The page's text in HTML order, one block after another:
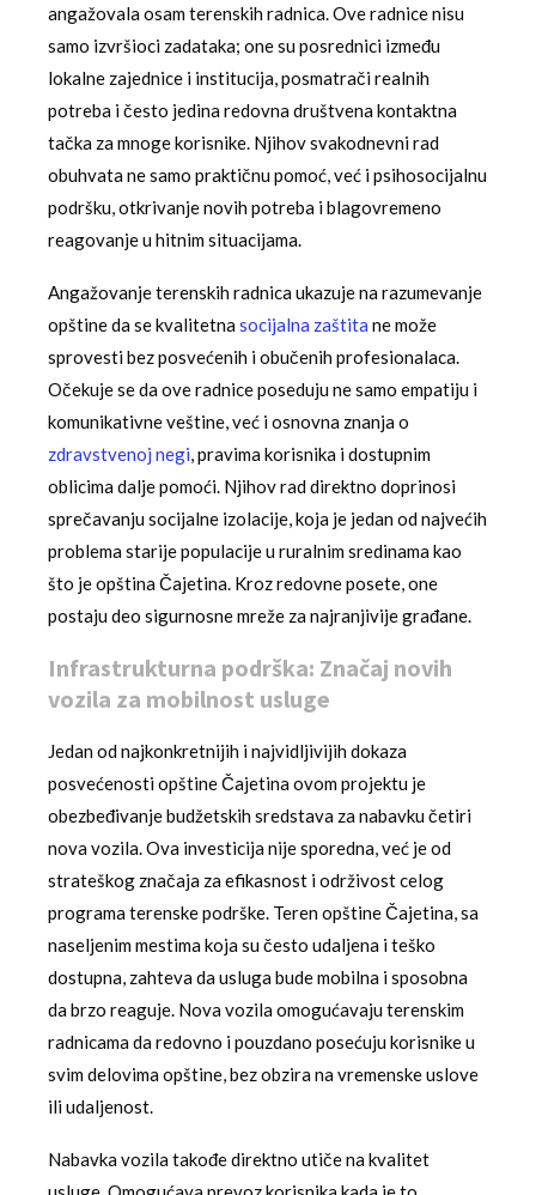
angažovala osam terenskih radnica. Ove radnice nisu
samo izvršioci zadataka; one su posrednici između
lokalne zajednice i institucija, posmatrači realnih
potreba i često jedina redovna društvena kontaktna
tačka za mnoge korisnike. Njihov svakodnevni rad
obuhvata ne samo praktičnu pomoć, već i psihosocijalnu
podršku, otkrivanje novih potreba i blagovremeno
reagovanje u hitnim situacijama.
Angažovanje terenskih radnica ukazuje na razumevanje
opštine da se kvalitetnasocijalna zaštita ne može
sprovesti bez posvećenih i obučenih profesionalaca.
Očekuje se da ove radnice poseduju ne samo empatiju i
komunikativne veštine, već i osnovna znanja o
zdravstvenoj negi, pravima korisnika i dostupnim
oblicima dalje pomoći. Njihov rad direktno doprinosi
sprečavanju socijalne izolacije, koja je jedan od najvećih
problema starije populacije u ruralnim sredinama kao
što je opština Čajetina. Kroz redovne posete, one
postaju deo sigurnosne mreže za najranjivije građane.
Infrastrukturna podrška: Značaj novih
vozila za mobilnost usluge
Jedan od najkonkretnijih i najvidljivijih dokaza
posvećenosti opštine Čajetina ovom projektu je
obezbeđivanje budžetskih sredstava za nabavku četiri
nova vozila. Ova investicija nije sporedna, već je od
strateškog značaja za efikasnost i održivost celog
programa terenske podrške. Teren opštine Čajetina, sa
naseljenim mestima koja su često udaljena i teško
dostupna, zahteva da usluga bude mobilna i sposobna
da brzo reaguje. Nova vozila omogućavaju terenskim
radnicama da redovno i pouzdano posećuju korisnike u
svim delovima opštine, bez obzira na vremenske uslove
ili udaljenost.
Nabavka vozila takođe direktno utiče na kvalitet